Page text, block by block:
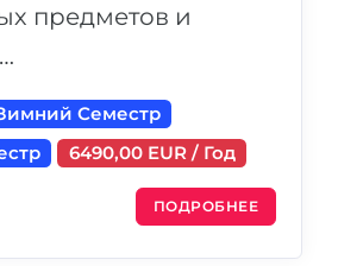
предметов и
Семестр
6490,00 EUR / Год
ПОДРОБНЕЕ